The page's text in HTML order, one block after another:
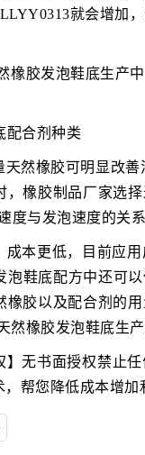
就会增加
橡胶发泡鞋底生产
配合剂种类
然橡胶可明显改
橡胶制品厂家选
度与发泡速度的关
成本更低，目前应
泡鞋底配方中还可
橡胶以及配合剂的
然橡胶发泡鞋底生
】无书面授权禁止
帮您降低成本增加